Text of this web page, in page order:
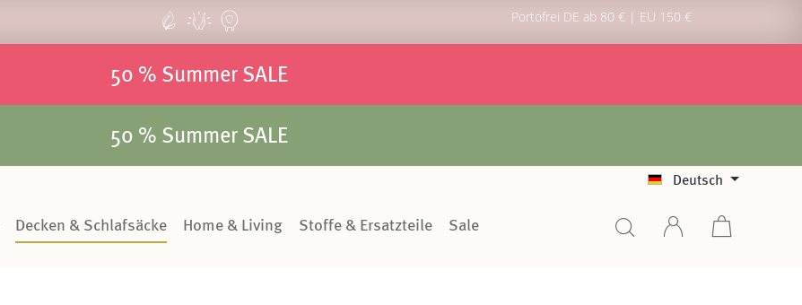
Portofrei DE ab 80 € | EU 150 €
50 % Summer SALE
50 % Summer SALE
Deutsch
Decken & Schlafsäcke Home & Living Stoffe & Ersatzteile Sale